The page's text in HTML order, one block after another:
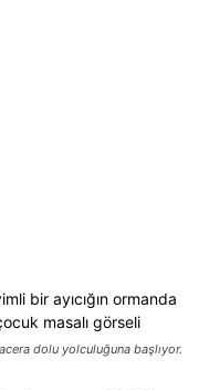
dolu yolculuğuna başlıyor.